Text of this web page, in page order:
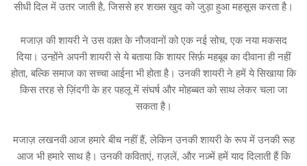
सीधी दिल में उतर जाती है, जिससे हर शख्स खुद को जुड़ा हुआ महसूस करता है।
मजाज़ की शायरी ने उस वक़्त के नौजवानों को एक नई सोच, एक नया मकसद
दिया। उन्होंने अपनी शायरी से ये बताया कि शायर सिर्फ़ महबूब का दीवाना ही नहीं
होता, बल्कि समाज का सच्चा आईना भी होता है। उनकी शायरी ने हमें ये सिखाया कि
किस तरह से ज़िंदगी के हर पहलू में संघर्ष और मोहब्बत को साथ लेकर चला जा
सकता है।
मजाज़ लखनवी आज हमारे बीच नहीं हैं, लेकिन उनकी शायरी के रूप में उनकी रूह
आज भी हमारे साथ है। उनकी कविताएं, ग़ज़लें, और नज़्में हमें याद दिलाती हैं कि